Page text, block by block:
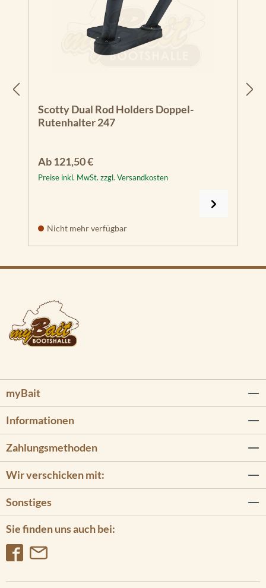
Scotty Dual Rod Holders Doppel-
Rutenhalter 247
Regulärer Preis:
Ab121,50 €
Preise inkl. MwSt. zzgl. Versandkosten
Nicht mehr verfügbar
myBait
Informationen
Sie finden uns auch bei:
Zahlungsmethoden
Wir verschicken mit:
Sonstiges